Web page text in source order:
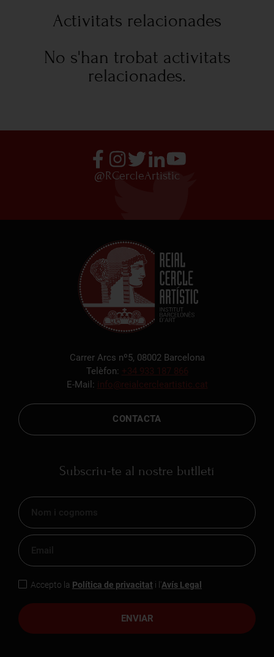
Activitats relacionades
No s'han trobat activitats
relacionades.
@RCercleArtistic
Carrer Arcs nº5, 08002 Barcelona
Telèfon: +34 933 187 866
E-Mail: info@reialcercleartistic.cat
CONTACTA
Subscriu-te al nostre butlletí
ENVIAR
Accepto la Política de privacitat i l'Avís Legal